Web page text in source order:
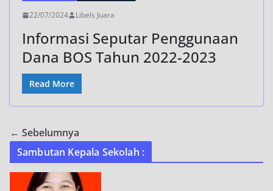
22/07/2024 Libels Juara
Informasi Seputar Penggunaan
Dana BOS Tahun 2022-2023
Read More
← Sebelumnya
Sambutan Kepala Sekolah :